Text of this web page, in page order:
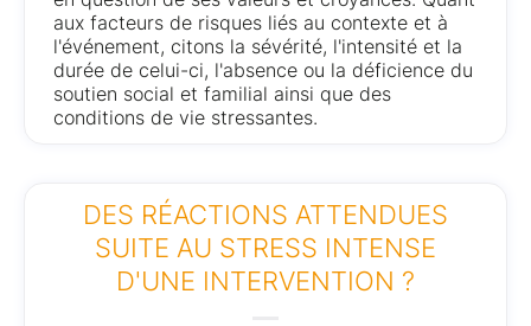
aux facteurs de risques liés au contexte et à
l'événement, citons la sévérité, l'intensité et la
durée de celui-ci, l'absence ou la déficience du
soutien social et familial ainsi que des
conditions de vie stressantes.
DES RÉACTIONS ATTENDUES
SUITE AU STRESS INTENSE
D'UNE INTERVENTION ?